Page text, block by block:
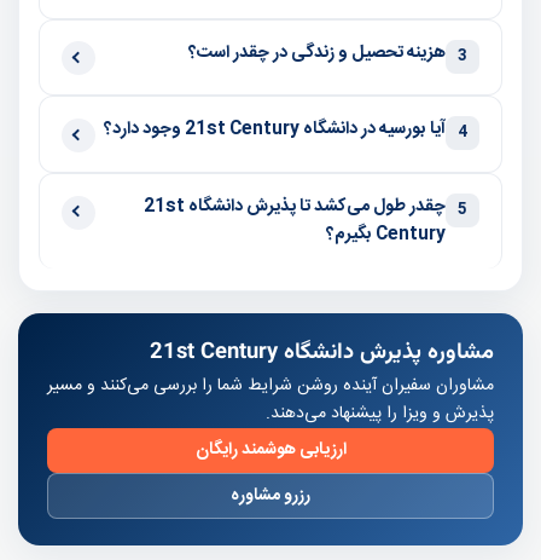
3 هزینه تحصیل و زندگی در چقدر است؟
4 آیا بورسیه در دانشگاه 21st Century وجود دارد؟
5
چقدر طول می‌کشد تا پذیرش دانشگاه 21st
Century بگیرم؟
مشاوره پذیرش دانشگاه 21st Century
مشاوران سفیران آینده روشن شرایط شما را بررسی می‌کنند و مسیر
پذیرش و ویزا را پیشنهاد می‌دهند.
ارزیابی هوشمند رایگان
رزرو مشاوره